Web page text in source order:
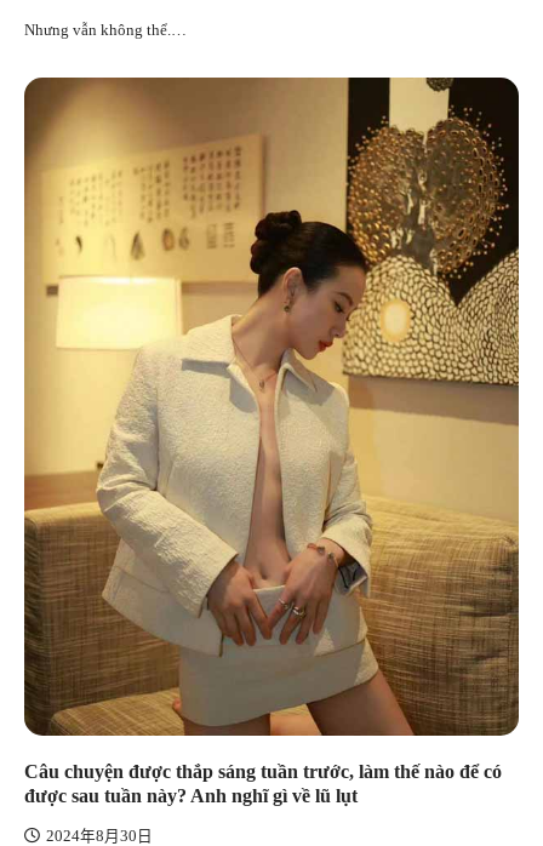
Nhưng vẫn không thể.…
Câu chuyện được thắp sáng tuần trước, làm thế nào để có
được sau tuần này? Anh nghĩ gì về lũ lụt
2024年8月30日